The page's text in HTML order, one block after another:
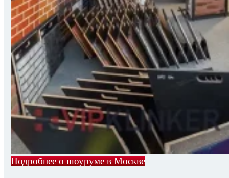
Подробнее о шоуруме в Москве